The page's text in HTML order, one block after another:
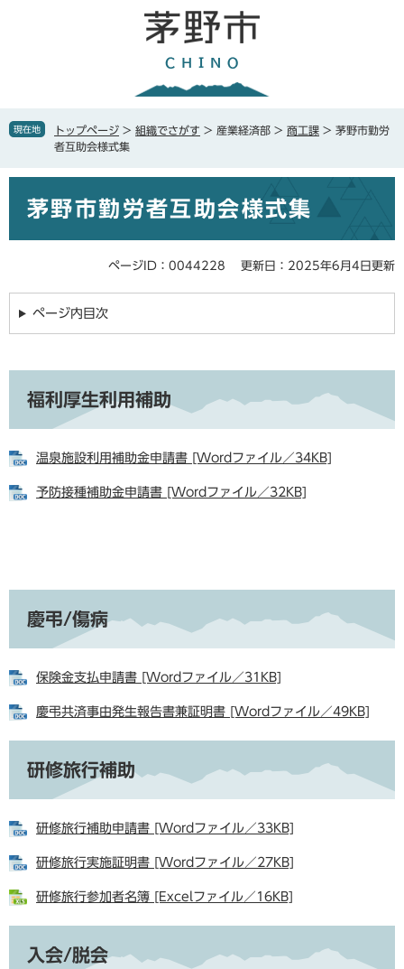
で
ば
本
現在地 トップページ > 組織でさがす > 産業経済部 > 商工課 > 茅野市勤労
者互助会様式集
茅野市勤労者互助会様式集
ページID：0044228 更新日：2025年6月4日更新
ページ内目次
福利厚生利用補助
温泉施設利用補助金申請書 [Wordファイル／34KB]
予防接種補助金申請書 [Wordファイル／32KB]
慶弔/傷病
保険金支払申請書 [Wordファイル／31KB]
慶弔共済事由発生報告書兼証明書 [Wordファイル／49KB]
研修旅行補助
研修旅行補助申請書 [Wordファイル／33KB]
研修旅行実施証明書 [Wordファイル／27KB]
研修旅行参加者名簿 [Excelファイル／16KB]
入会/脱会